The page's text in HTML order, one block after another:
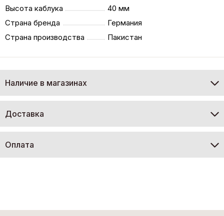
Высота каблука
40 мм
Страна бренда
Германия
Страна производства
Пакистан
Наличие в магазинах
Доставка
Оплата